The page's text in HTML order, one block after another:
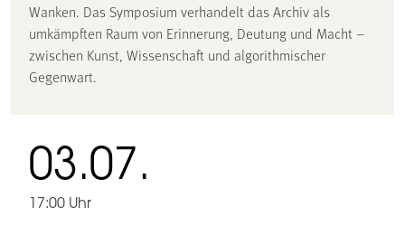
Wanken. Das Symposium verhandelt das Archiv als
umkämpften Raum von Erinnerung, Deutung und Macht –
zwischen Kunst, Wissenschaft und algorithmischer
Gegenwart.
03.07.
17:00 Uhr